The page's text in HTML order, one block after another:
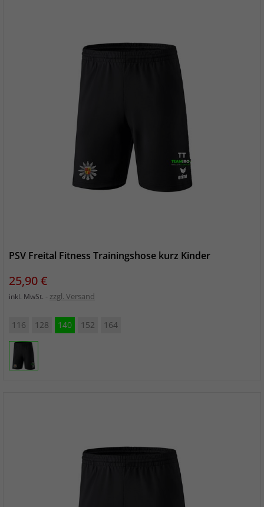
PSV Freital Fitness Trainingshose kurz Kinder
Preis
25,90 €
inkl. MwSt. zzgl. Versand
116 128 140 152 164